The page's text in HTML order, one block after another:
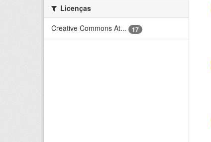
Licenças
Creative Commons At...
17